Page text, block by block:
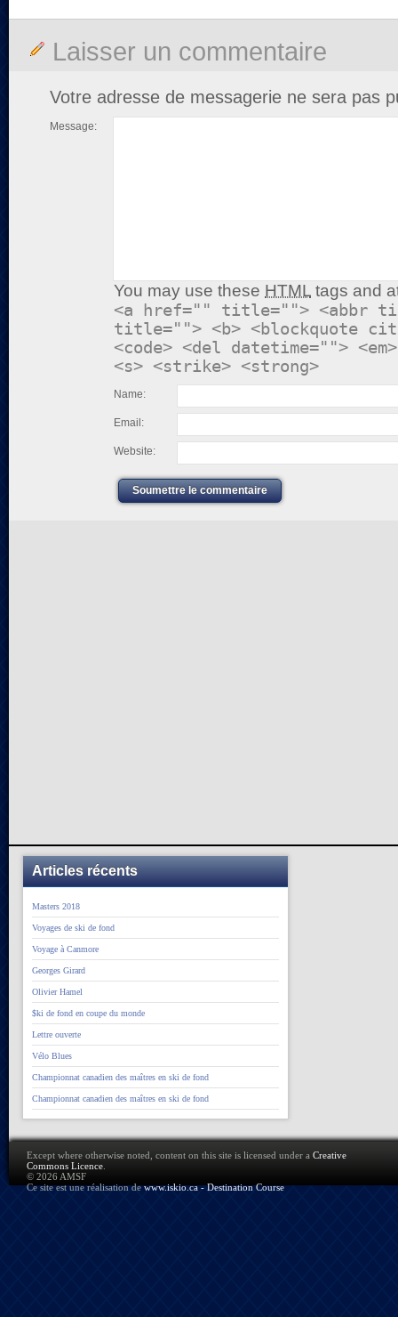
Laisser un commentaire
Votre adresse de messagerie ne sera pas
Message:
You may use these HTML tags and
<a href="" title=""> <abbr
title=""> <b> <blockquote
<code> <del datetime="">
<s> <strike> <strong>
Name:
Email:
Website:
Soumettre le commentaire
Articles récents
Masters 2018
Voyages de ski de fond
Voyage à Canmore
Georges Girard
Olivier Hamel
$ki de fond en coupe du monde
Lettre ouverte
Vélo Blues
Championnat canadien des maîtres en ski de fond
Championnat canadien des maîtres en ski de fond
Except where otherwise noted, content on this site is licensed under a Creative
Commons Licence
© 2026 AMSF
Ce site est une réalisation dewww.iskio.ca - Destination Course